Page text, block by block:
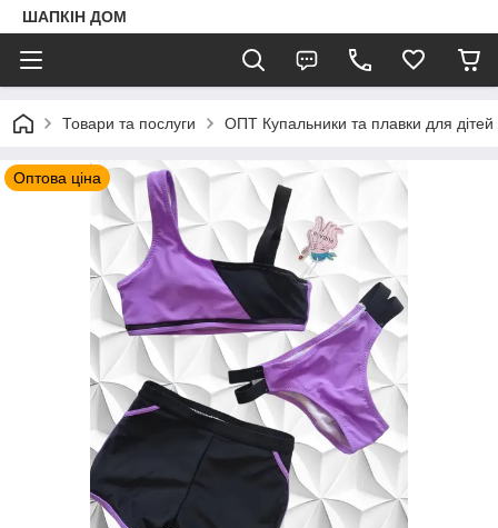
ШАПКIН ДОМ
Товари та послуги ОПТ Купальники та плавки для дітей і
Оптова ціна